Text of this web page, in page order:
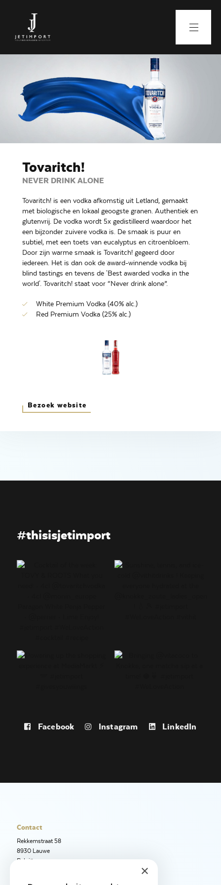
Tovaritch!
NEVER DRINK ALONE
Tovaritch! is een vodka afkomstig uit Letland, gemaakt
met biologische en lokaal geoogste granen. Authentiek en
glutenvrij. De vodka wordt 5x gedistilleerd waardoor het
een bijzonder zuivere vodka is. De smaak is puur en
subtiel, met een toets van eucalyptus en citroenbloem.
Door zijn warme smaak is Tovaritch! gegeerd door
iedereen. Het is dan ook de award-winnende vodka bij
blind tastings en tevens de 'Best awarded vodka in the
world'. Tovaritch! staat voor “Never drink alone”.
White Premium Vodka (40% alc.)
Red Premium Vodka (25% alc.)
Bezoek website
#thisisjetimport
Facebook Instagram LinkedIn
Contact
Rekkemstraat 58
8930 Lauwe
België
×